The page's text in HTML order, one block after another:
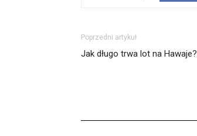
Poprzedni artykuł
Jak długo trwa lot na Hawaje?